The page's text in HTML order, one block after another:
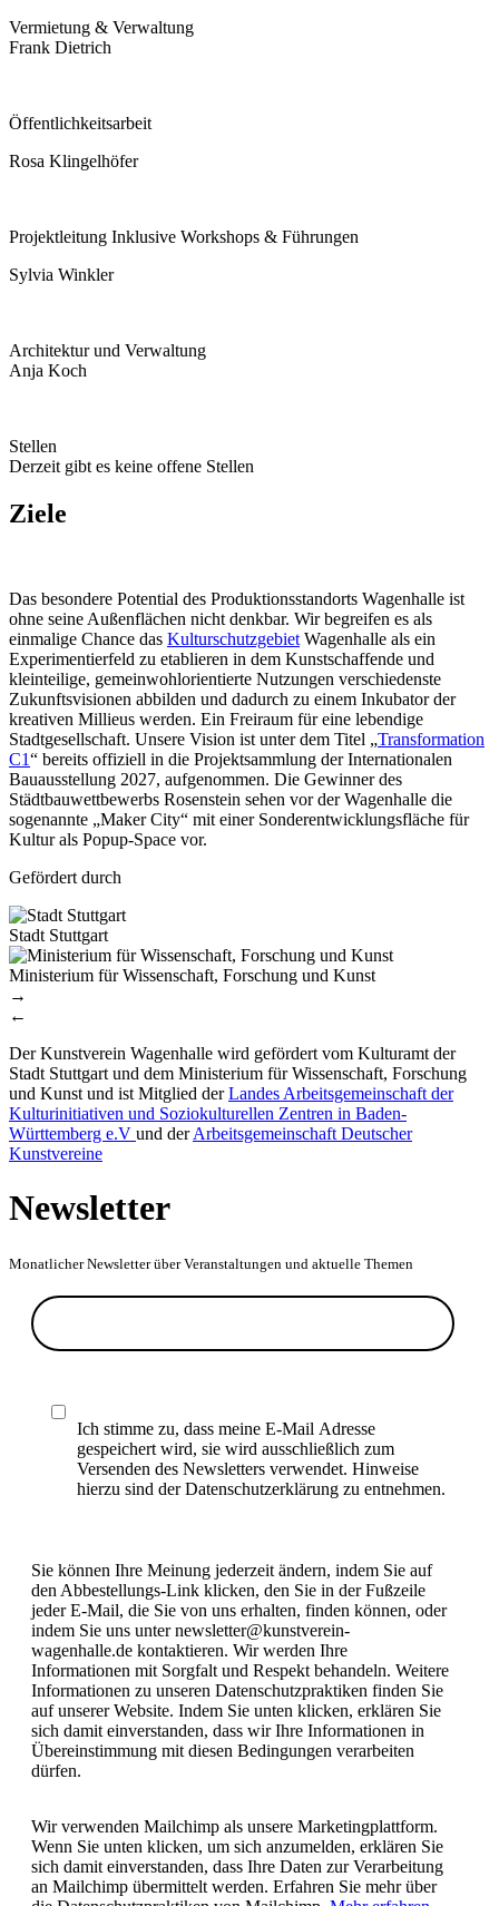
Vermietung & Verwaltung
Frank Dietrich
Öffentlichkeitsarbeit
Rosa Klingelhöfer
Projektleitung Inklusive Workshops & Führungen
Sylvia Winkler
Architektur und Verwaltung
Anja Koch
Stellen
Derzeit gibt es keine offene Stellen
Ziele
Das besondere Potential des Produktionsstandorts Wagenhalle ist
ohne seine Außenflächen nicht denkbar. Wir begreifen es als
einmalige Chance das Kulturschutzgebiet Wagenhalle als ein
Experimentierfeld zu etablieren in dem Kunstschaffende und
kleinteilige, gemeinwohlorientierte Nutzungen verschiedenste
Zukunftsvisionen abbilden und dadurch zu einem Inkubator der
kreativen Millieus werden. Ein Freiraum für eine lebendige
Stadtgesellschaft. Unsere Vision ist unter dem Titel „Transformation
C1“ bereits offiziell in die Projektsammlung der Internationalen
Bauausstellung 2027, aufgenommen. Die Gewinner des
Städtbauwettbewerbs Rosenstein sehen vor der Wagenhalle die
sogenannte „Maker City“ mit einer Sonderentwicklungsfläche für
Kultur als Popup-Space vor.
Gefördert durch
Stadt Stuttgart
Ministerium für Wissenschaft, Forschung und Kunst
→
←
Der Kunstverein Wagenhalle wird gefördert vom Kulturamt der
Stadt Stuttgart und dem Ministerium für Wissenschaft, Forschung
und Kunst und ist Mitglied derLandes Arbeitsgemeinschaft der
Kulturinitiativen und Soziokulturellen Zentren in Baden-
Württemberg e.V und derArbeitsgemeinschaft Deutscher
Kunstvereine
Newsletter
Monatlicher Newsletter über Veranstaltungen und aktuelle Themen
Ich stimme zu, dass meine E-Mail Adresse
gespeichert wird, sie wird ausschließlich zum
Versenden des Newsletters verwendet. Hinweise
hierzu sind der Datenschutzerklärung zu entnehmen.
Sie können Ihre Meinung jederzeit ändern, indem Sie auf
den Abbestellungs-Link klicken, den Sie in der Fußzeile
jeder E-Mail, die Sie von uns erhalten, finden können, oder
indem Sie uns unter newsletter@kunstverein-
wagenhalle.de kontaktieren. Wir werden Ihre
Informationen mit Sorgfalt und Respekt behandeln. Weitere
Informationen zu unseren Datenschutzpraktiken finden Sie
auf unserer Website. Indem Sie unten klicken, erklären Sie
sich damit einverstanden, dass wir Ihre Informationen in
Übereinstimmung mit diesen Bedingungen verarbeiten
dürfen.
Wir verwenden Mailchimp als unsere Marketingplattform.
Wenn Sie unten klicken, um sich anzumelden, erklären Sie
sich damit einverstanden, dass Ihre Daten zur Verarbeitung
an Mailchimp übermittelt werden. Erfahren Sie mehr über